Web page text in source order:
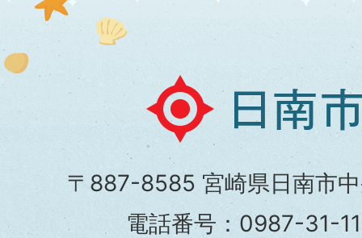
日
南
市
役
〒887-8585 宮崎県日南市
電話番号：0987-31-